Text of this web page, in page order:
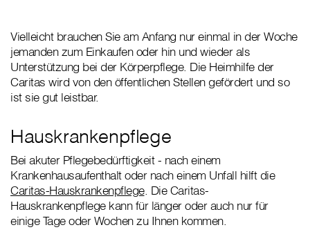
Vielleicht brauchen Sie am Anfang nur einmal in der Woche
jemanden zum Einkaufen oder hin und wieder als
Unterstützung bei der Körperpflege. Die Heimhilfe der
Caritas wird von den öffentlichen Stellen gefördert und so
ist sie gut leistbar.
Hauskrankenpflege
Bei akuter Pflegebedürftigkeit - nach einem
Krankenhausaufenthalt oder nach einem Unfall hilft die
Caritas-Hauskrankenpflege. Die Caritas-
Hauskrankenpflege kann für länger oder auch nur für
einige Tage oder Wochen zu Ihnen kommen.